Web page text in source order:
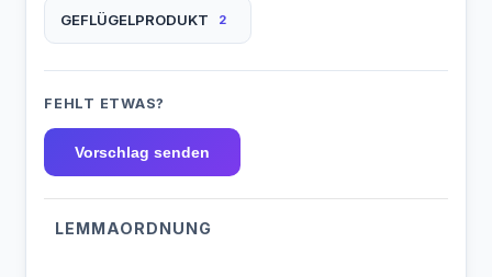
GEFLÜGELPRODUKT 2
FEHLT ETWAS?
Vorschlag senden
LEMMAORDNUNG